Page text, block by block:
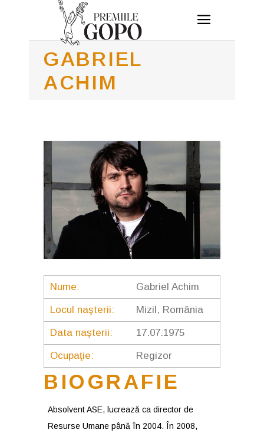
GABRIEL
ACHIM
Nume: Gabriel Achim
Locul naşterii: Mizil, România
Data naşterii: 17.07.1975
Ocupaţie: Regizor
BIOGRAFIE
Absolvent ASE, lucrează ca director de
Resurse Umane până în 2004. În 2008,